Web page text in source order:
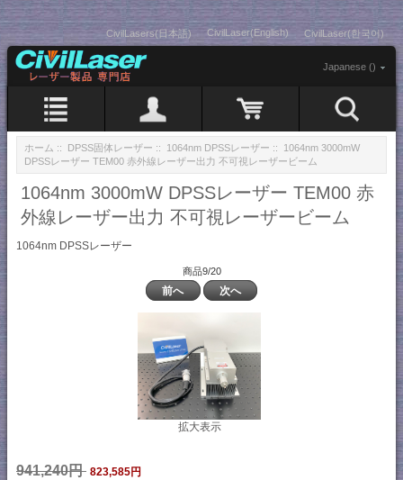
CivilLasers(日本語) CivilLaser(English) CivilLaser(한국어)
Japanese ()
ホーム :: DPSS固体レーザー :: 1064nm DPSSレーザー :: 1064nm 3000mW
DPSSレーザー TEM00 赤外線レーザー出力 不可視レーザービーム
1064nm 3000mW DPSSレーザー TEM00 赤
外線レーザー出力 不可視レーザービーム
1064nm DPSSレーザー
商品9/20
前へ 次へ
拡大表示
941,240円 823,585円